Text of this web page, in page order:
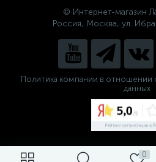
0
© Интернет-магазин
Россия, Москва, ул.
Политика компании в отношении
данных